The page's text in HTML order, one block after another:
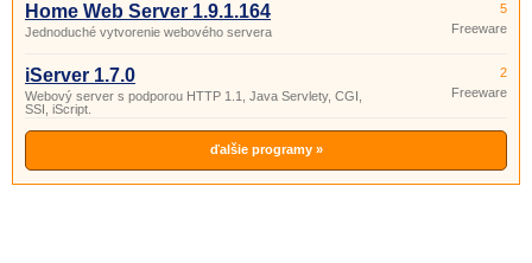
Home Web Server 1.9.1.164
Jednoduché vytvorenie webového servera
5
Freeware
iServer 1.7.0
Webový server s podporou HTTP 1.1, Java Servlety, CGI,
SSI, iScript.
2
Freeware
ďalšie programy »